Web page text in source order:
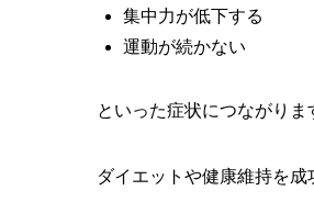
集中力が低下する
運動が続かない
といった症状につながりま
ダイエットや健康維持を成